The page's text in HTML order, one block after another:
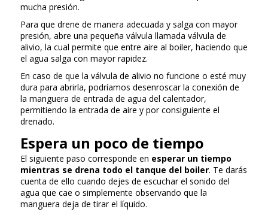
mucha presión.
Para que drene de manera adecuada y salga con mayor
presión, abre una pequeña válvula llamada válvula de
alivio, la cual permite que entre aire al boiler, haciendo que
el agua salga con mayor rapidez.
En caso de que la válvula de alivio no funcione o esté muy
dura para abrirla, podríamos desenroscar la conexión de
la manguera de entrada de agua del calentador,
permitiendo la entrada de aire y por consiguiente el
drenado.
Espera un poco de tiempo
El siguiente paso corresponde en esperar un tiempo
mientras se drena todo el tanque del boiler. Te darás
cuenta de ello cuando dejes de escuchar el sonido del
agua que cae o simplemente observando que la
manguera deja de tirar el líquido.